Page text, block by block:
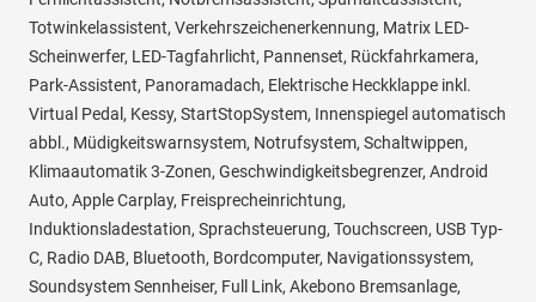
Totwinkelassistent, Verkehrszeichenerkennung, Matrix LED-
Scheinwerfer, LED-Tagfahrlicht, Pannenset, Rückfahrkamera,
Park-Assistent, Panoramadach, Elektrische Heckklappe inkl.
Virtual Pedal, Kessy, StartStopSystem, Innenspiegel automatisch
abbl., Müdigkeitswarnsystem, Notrufsystem, Schaltwippen,
Klimaautomatik 3-Zonen, Geschwindigkeitsbegrenzer, Android
Auto, Apple Carplay, Freisprecheinrichtung,
Induktionsladestation, Sprachsteuerung, Touchscreen, USB Typ-
C, Radio DAB, Bluetooth, Bordcomputer, Navigationssystem,
Soundsystem Sennheiser, Full Link, Akebono Bremsanlage,